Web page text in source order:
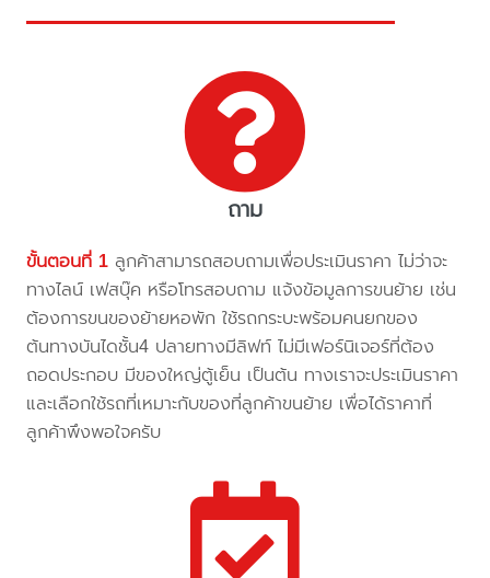
ถาม
ขั้นตอนที่ 1 ลูกค้าสามารถสอบถามเพื่อประเมินราคา ไม่ว่าจะ
ทางไลน์ เฟสบุ๊ค หรือโทรสอบถาม แจ้งข้อมูลการขนย้าย เช่น
ต้องการขนของย้ายหอพัก ใช้รถกระบะพร้อมคนยกของ
ต้นทางบันไดชั้น4 ปลายทางมีลิฟท์ ไม่มีเฟอร์นิเจอร์ที่ต้อง
ถอดประกอบ มีของใหญ่ตู้เย็น เป็นต้น ทางเราจะประเมินราคา
และเลือกใช้รถที่เหมาะกับของที่ลูกค้าขนย้าย เพื่อได้ราคาที่
ลูกค้าพึงพอใจครับ